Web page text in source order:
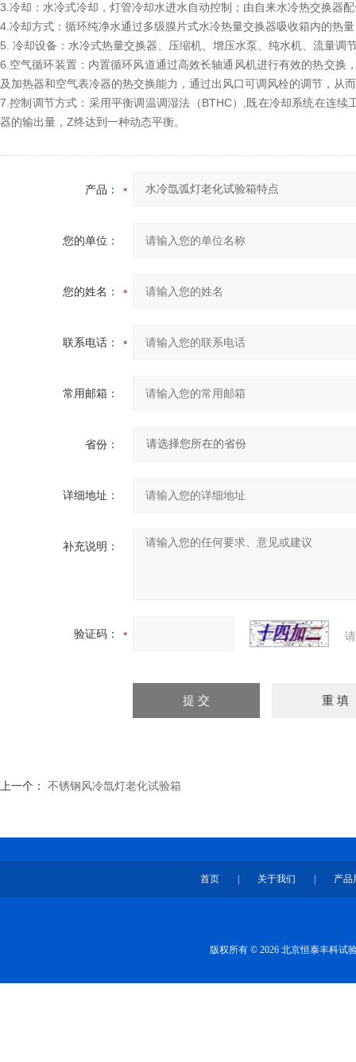
3.冷却：水冷式冷却，灯管冷却水进水自动控制；由自来水冷热交换器
4.冷却方式：循环纯净水通过多级膜片式水冷热量交换器吸收箱内的热
5. 冷却设备：水冷式热量交换器、压缩机、增压水泵、纯水机、流量调
6.空气循环装置：内置循环风道通过高效长轴通风机进行有效的热交
及加热器和空气表冷器的热交换能力，通过出风口可调风栓的调节，从
7.控制调节方式：采用平衡调温调湿法（BTHC）,既在冷却系统在连
器的输出量，Z终达到一种动态平衡。
产品：
您的单位：
您的姓名：
联系电话：
常用邮箱：
省份：
详细地址：
补充说明：
验证码：
上一个： 不锈钢风冷氙灯老化试验箱
首页 关于我们 产品
版权所有 © 2026 北京恒泰丰科试